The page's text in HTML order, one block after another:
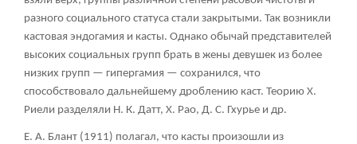
разного социального статуса стали закрытыми. Так возникли
кастовая эндогамия и касты. Однако обычай представителей
высоких социальных групп брать в жены девушек из более
низких групп — гипергамия — сохранился, что
способствовало дальнейшему дроблению каст. Теорию X.
Риели разделяли Н. К. Датт, X. Рао, Д. С. Гхурье и др.
Е. А. Блант (1911) полагал, что касты произошли из